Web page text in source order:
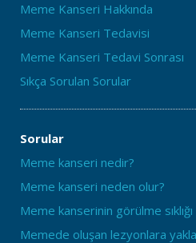
Meme Kanseri Hakkında
Meme Kanseri Tedavisi
Meme Kanseri Tedavi Sonrası
Sıkça Sorulan Sorular
Sorular
Meme kanseri nedir?
Meme kanseri neden olur?
Meme kanserinin görülme
Memede oluşan lezyonlara